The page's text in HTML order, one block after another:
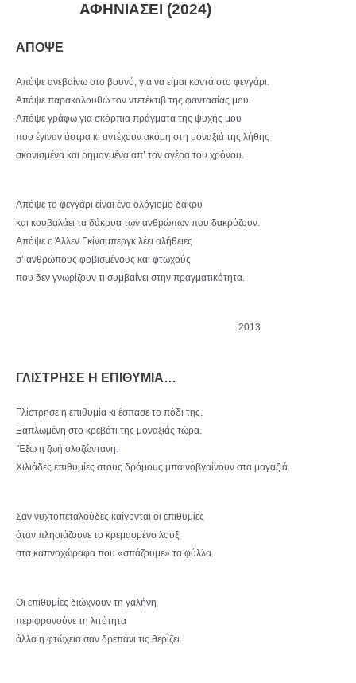
ΑΦΗΝΙΑΣΕΙ (2024)
ΑΠΟΨΕ
Απόψε ανεβαίνω στο βουνό, για να είμαι κοντά στο φεγγάρι.
Απόψε παρακολουθώ τον ντετέκτιβ της φαντασίας μου.
Απόψε γράφω για σκόρπια πράγματα της ψυχής μου
που έγιναν άστρα κι αντέχουν ακόμη στη μοναξιά της λήθης
σκονισμένα και ρημαγμένα απ’ τον αγέρα του χρόνου.
Απόψε το φεγγάρι είναι ένα ολόγιομο δάκρυ
και κουβαλάει τα δάκρυα των ανθρώπων που δακρύζουν.
Απόψε ο Άλλεν Γκίνσμπεργκ λέει αλήθειες
σ’ ανθρώπους φοβισμένους και φτωχούς
που δεν γνωρίζουν τι συμβαίνει στην πραγματικότητα.
2013
ΓΛΙΣΤΡΗΣΕ Η ΕΠΙΘΥΜΙΑ…
Γλίστρησε η επιθυμία κι έσπασε το πόδι της.
Ξαπλωμένη στο κρεβάτι της μοναξιάς τώρα.
’Έξω η ζωή ολοζώντανη.
Χιλιάδες επιθυμίες στους δρόμους μπαινοβγαίνουν στα μαγαζιά.
Σαν νυχτοπεταλούδες καίγονται οι επιθυμίες
όταν πλησιάζουνε το κρεμασμένο λουξ
στα καπνοχώραφα που «σπάζουμε» τα φύλλα.
Οι επιθυμίες διώχνουν τη γαλήνη
περιφρονούνε τη λιτότητα
άλλα η φτώχεια σαν δρεπάνι τις θερίζει.